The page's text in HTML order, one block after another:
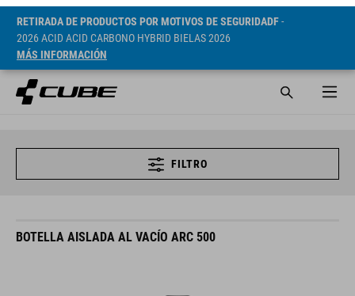
RETIRADA DE PRODUCTOS POR MOTIVOS DE SEGURIDADF
2026 ACID ACID CARBONO HYBRID BIELAS 2026
MÁS INFORMACIÓN
FILTRO
BOTELLA AISLADA AL VACÍO ARC 500